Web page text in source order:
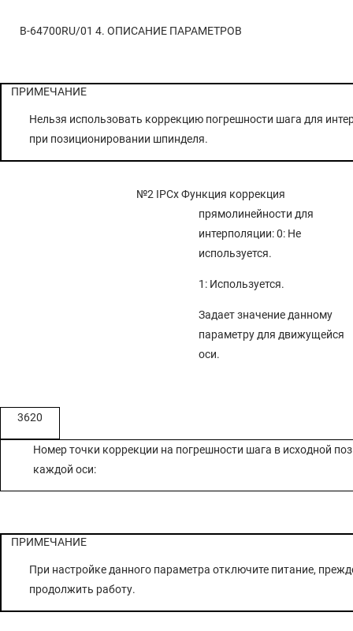
B-64700RU/014. ОПИСАНИЕ ПАРАМЕТРОВ
ПРИМЕЧАНИЕ
Нельзя использовать коррекцию погрешности шага для
при позиционировании шпинделя.
№2 IPCxФункция коррекция
прямолинейности для
интерполяции: 0: Не
используется.
1: Используется.
Задает значение данному
параметру для движущейся
оси.
3620
Номер точки коррекции на погрешности шага в исходной
каждой оси:
ПРИМЕЧАНИЕ
При настройке данного параметра отключите питание,
продолжить работу.